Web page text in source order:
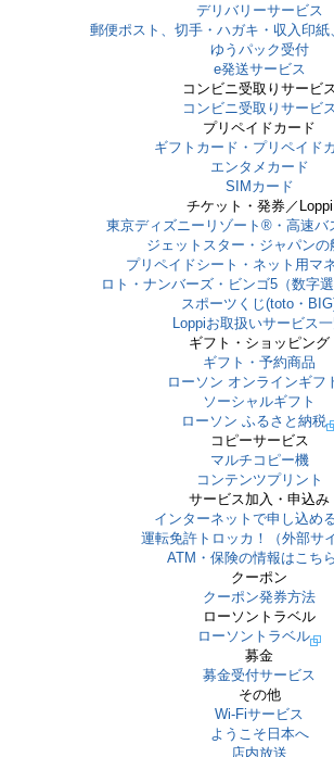
デリバリーサービス
郵便ポスト、切手・ハガキ・収入印紙
ゆうパック受付
e発送サービス
コンビニ受取りサービ
コンビニ受取りサービ
プリペイドカード
ギフトカード・プリペイド
エンタメカード
SIMカード
チケット・発券／Loppi
東京ディズニーリゾート®・⾼速バ
ジェットスター・ジャパンの
プリペイドシート・ネット用マ
ロト・ナンバーズ・ビンゴ5（数字選
スポーツくじ(toto・
Loppiお取扱いサービス
ギフト・ショッピング
ギフト・予約商品
ローソン オンラインギフ
ソーシャルギフト
ローソン ふるさと納税
コピーサービス
マルチコピー機
コンテンツプリント
サービス加入・申込み
インターネットで申し込め
運転免許トロッカ！（外部サ
ATM・保険の情報はこち
クーポン
クーポン発券方法
ローソントラベル
ローソントラベル
募金
募金受付サービス
その他
Wi-Fiサービス
ようこそ日本へ
店内放送